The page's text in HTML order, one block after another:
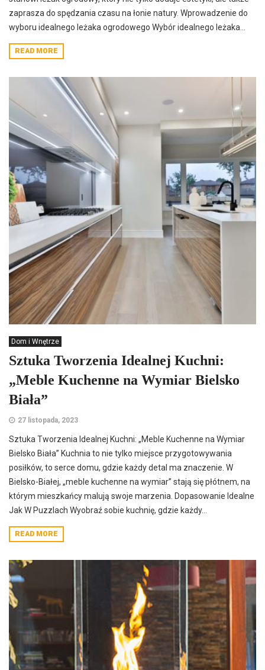
zaprasza do spędzania czasu na łonie natury. Wprowadzenie do
wyboru idealnego leżaka ogrodowego Wybór idealnego leżaka...
READ MORE
Dom i Wnętrze
Sztuka Tworzenia Idealnej Kuchni:
„Meble Kuchenne na Wymiar Bielsko
Biała”
27 listopada, 2023
Sztuka Tworzenia Idealnej Kuchni: „Meble Kuchenne na Wymiar
Bielsko Biała” Kuchnia to nie tylko miejsce przygotowywania
posiłków, to serce domu, gdzie każdy detal ma znaczenie. W
Bielsko-Białej, „meble kuchenne na wymiar” stają się płótnem, na
którym mieszkańcy malują swoje marzenia. Dopasowanie Idealne
Jak W Puzzlach Wyobraź sobie kuchnię, gdzie każdy...
READ MORE